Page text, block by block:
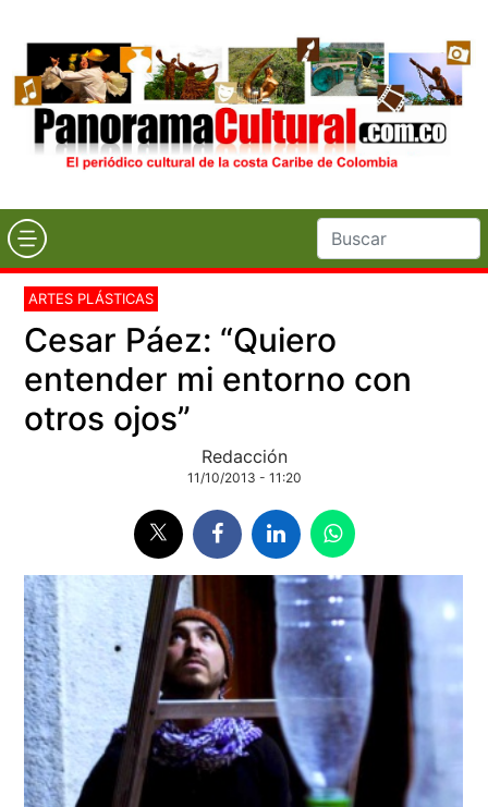
ARTES PLÁSTICAS
Cesar Páez: “Quiero
entender mi entorno con
otros ojos”
Redacción
11/10/2013 - 11:20